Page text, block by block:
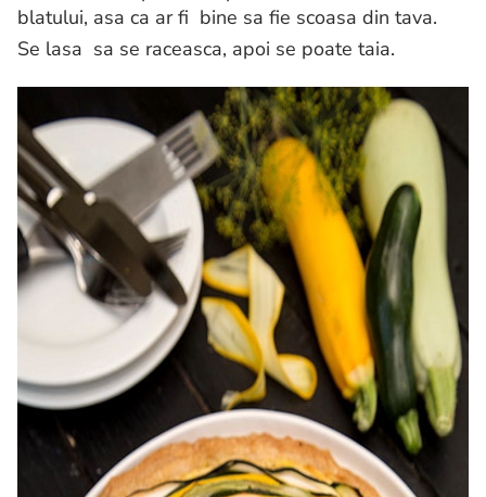
blatului, asa ca ar fi bine sa fie scoasa din tava.
Se lasa sa se raceasca, apoi se poate taia.